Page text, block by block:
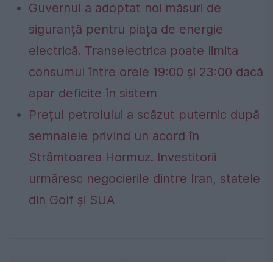
Guvernul a adoptat noi măsuri de
siguranță pentru piața de energie
electrică. Transelectrica poate limita
consumul între orele 19:00 și 23:00 dacă
apar deficite în sistem
Prețul petrolului a scăzut puternic după
semnalele privind un acord în
Strâmtoarea Hormuz. Investitorii
urmăresc negocierile dintre Iran, statele
din Golf și SUA